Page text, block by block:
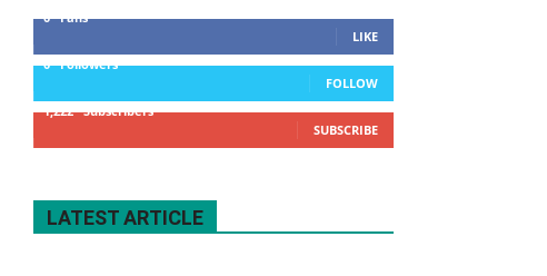
0 Fans
LIKE
0 Followers
FOLLOW
1,222 Subscribers
SUBSCRIBE
LATEST ARTICLE